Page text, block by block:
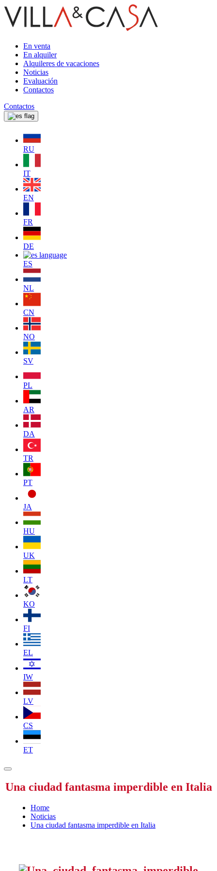
En venta
En alquiler
Alquileres de vacaciones
Noticias
Evaluación
Contactos
Contactos
RU
IT
EN
FR
DE
ES
NL
CN
NO
SV
PL
AR
DA
TR
PT
JA
HU
UK
LT
KO
FI
EL
IW
LV
CS
ET
Una ciudad fantasma imperdible en Italia
Home
Noticias
Una ciudad fantasma imperdible en Italia